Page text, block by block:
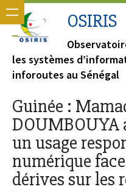
OSIRIS
les systèmes
inforoutes au Sénégal
Guinée :
DOUMBOUYA
un usage
numérique
dérives sur les